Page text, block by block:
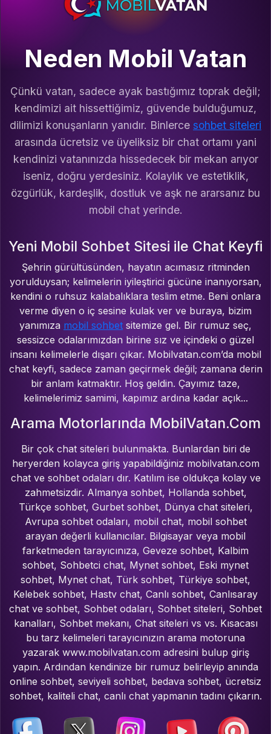
Neden Mobil Vatan
Çünkü vatan, sadece ayak bastığımız toprak değil;
kendimizi ait hissettiğimiz, güvende bulduğumuz,
dilimizi konuşanların yanıdır. Binlerce sohbet siteleri
arasında ücretsiz ve üyeliksiz bir chat ortamı yani
kendinizi vatanınızda hissedecek bir mekan arıyor
iseniz, doğru yerdesiniz. Kolaylık ve estetiklik,
özgürlük, kardeşlik, dostluk ve aşk ne ararsanız bu
mobil chat yerinde.
Yeni Mobil Sohbet Sitesi ile Chat Keyfi
Şehrin gürültüsünden, hayatın acımasız ritminden
yorulduysan; kelimelerin iyileştirici gücüne inanıyorsan,
kendini o ruhsuz kalabalıklara teslim etme. Beni onlara
verme diyen o iç sesine kulak ver ve buraya, bizim
yanımıza mobil sohbet sitemize gel. Bir rumuz seç,
sessizce odalarımızdan birine sız ve içindeki o güzel
insanı kelimelerle dışarı çıkar. Mobilvatan.com’da mobil
chat keyfi, sadece zaman geçirmek değil; zamana derin
bir anlam katmaktır. Hoş geldin. Çayımız taze,
kelimelerimiz samimi, kapımız ardına kadar açık...
Arama Motorlarında MobilVatan.Com
Bir çok chat siteleri bulunmakta. Bunlardan biri de
heryerden kolayca giriş yapabildiğiniz mobilvatan.com
chat ve sohbet odaları dır. Katılım ise oldukça kolay ve
zahmetsizdir. Almanya sohbet, Hollanda sohbet,
Türkçe sohbet, Gurbet sohbet, Dünya chat siteleri,
Avrupa sohbet odaları, mobil chat, mobil sohbet
arayan değerli kullanıcılar. Bilgisayar veya mobil
farketmeden tarayıcınıza, Geveze sohbet, Kalbim
sohbet, Sohbetci chat, Mynet sohbet, Eski mynet
sohbet, Mynet chat, Türk sohbet, Türkiye sohbet,
Kelebek sohbet, Hastv chat, Canlı sohbet, Canlısaray
chat ve sohbet, Sohbet odaları, Sohbet siteleri, Sohbet
kanalları, Sohbet mekanı, Chat siteleri vs vs. Kısacası
bu tarz kelimeleri tarayıcınızın arama motoruna
yazarak www.mobilvatan.com adresini bulup giriş
yapın. Ardından kendinize bir rumuz belirleyip anında
online sohbet, seviyeli sohbet, bedava sohbet, ücretsiz
sohbet, kaliteli chat, canlı chat yapmanın tadını çıkarın.